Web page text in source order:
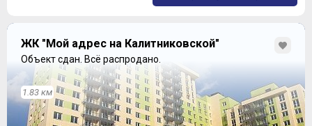
ЖК "Мой адрес на Калитниковской"
Объект сдан. Всё распродано.
1.83 км